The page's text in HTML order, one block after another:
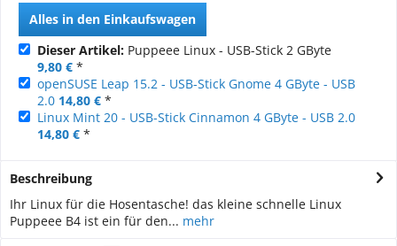
Alles in den Einkaufswagen
Dieser Artikel: Puppeee Linux - USB-Stick 2 GByte
9,80 € *
openSUSE Leap 15.2 - USB-Stick Gnome 4 GByte - USB
2.0 14,80 € *
Linux Mint 20 - USB-Stick Cinnamon 4 GByte - USB 2.0
14,80 € *
Beschreibung
Ihr Linux für die Hosentasche! das kleine schnelle Linux
Puppeee B4 ist ein für den... mehr